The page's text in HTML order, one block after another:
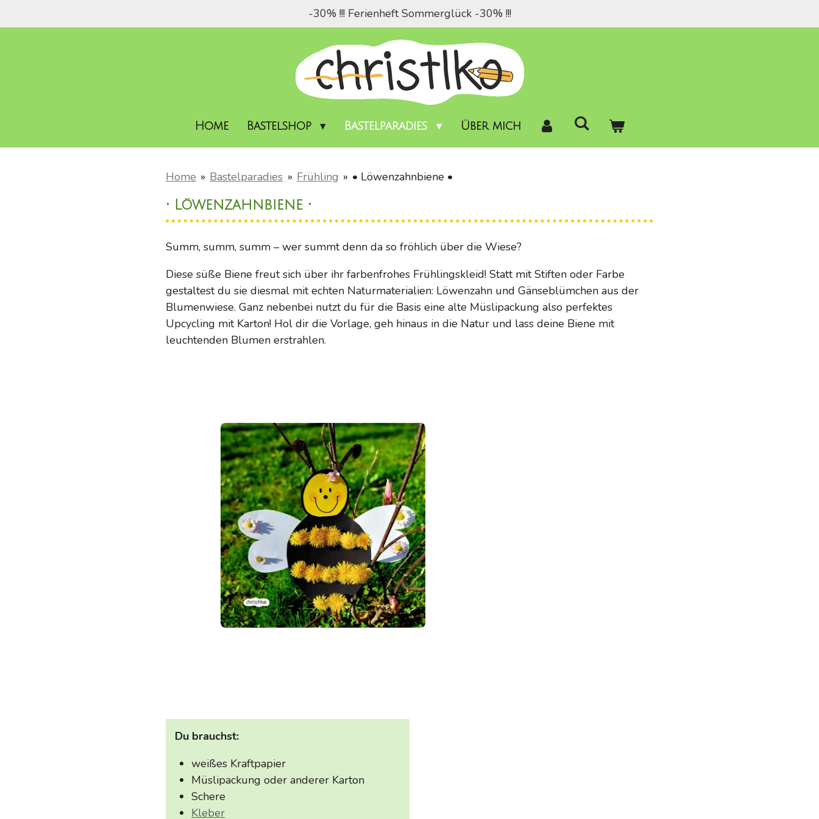
Hauptinhalt
-30% !!! Ferienheft Sommerglück -30% !!!
Home Bastelshop Bastelparadies Über mich
Home » Bastelparadies » Frühling » • Löwenzahnbiene •
• Löwenzahnbiene •
Summ, summ, summ – wer summt denn da so fröhlich über die Wiese?
Diese süße Biene freut sich über ihr farbenfrohes Frühlingskleid! Statt mit Stiften oder Farbe
gestaltest du sie diesmal mit echten Naturmaterialien: Löwenzahn und Gänseblümchen aus der
Blumenwiese. Ganz nebenbei nutzt du für die Basis eine alte Müslipackung also perfektes
Upcycling mit Karton! Hol dir die Vorlage, geh hinaus in die Natur und lass deine Biene mit
leuchtenden Blumen erstrahlen.
Du brauchst:
weißes Kraftpapier
Müslipackung oder anderer Karton
Schere
Kleber